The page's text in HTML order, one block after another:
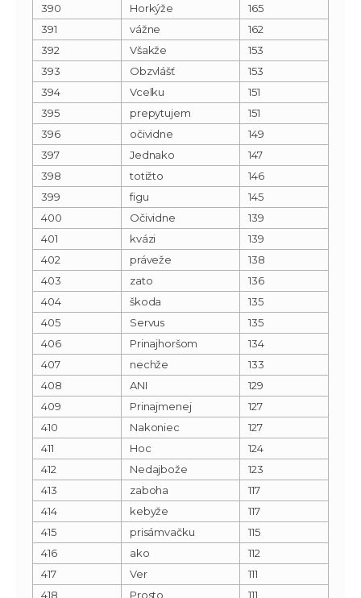
390
Horkýže
165
391
vážne
162
392
Všakže
153
393
Obzvlášť
153
394
Vcelku
151
395
prepytujem
151
396
očividne
149
397
Jednako
147
398
totižto
146
399
figu
145
400
Očividne
139
401
kvázi
139
402
práveže
138
403
zato
136
404
škoda
135
405
Servus
135
406
Prinajhoršom
134
407
nechže
133
408
ANI
129
409
Prinajmenej
127
410
Nakoniec
127
411
Hoc
124
412
Nedajbože
123
413
zaboha
117
414
kebyže
117
415
prisámvačku
115
416
ako
112
417
Ver
111
418
Prosto 111